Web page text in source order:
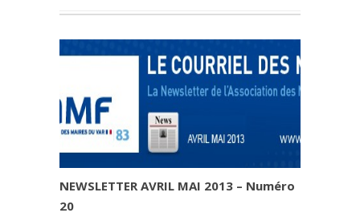
NEWSLETTER AVRIL MAI 2013 – Numéro
20